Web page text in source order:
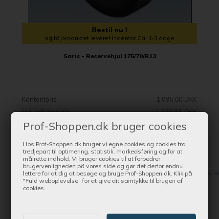
Prof-Shoppen.dk bruger cookies
Hos Prof-Shoppen.dk bruger vi egne cookies og cookies fra
tredjepart til optimering, statistik, markedsføring og for at
målrette indhold. Vi bruger cookies til at forbedrer
brugervenligheden på vores side og gør det derfor endnu
lettere for at dig at besøge og bruge Prof-Shoppen.dk. Klik på
"Fuld weboplevelse" for at give dit samtykke til brugen af
cookies.
Bestil nu !
og få produktet leveret indenfor Ca. 1-3 dage
Saris - Reservehjul 175/70/R13
Kontantpris
1.095,00 DKK
Vejl. udsalgspris
1.229,00 DKK